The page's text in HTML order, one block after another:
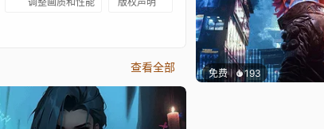
查看全部 免费 193